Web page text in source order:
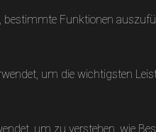
bestimmte Funktionen
um die wichtigsten
um zu verstehen, wie